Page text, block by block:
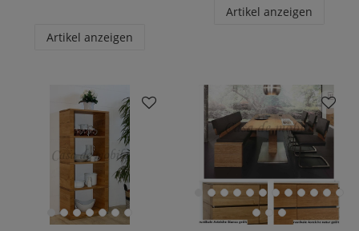
Artikel anzeigen
Artikel anzeigen